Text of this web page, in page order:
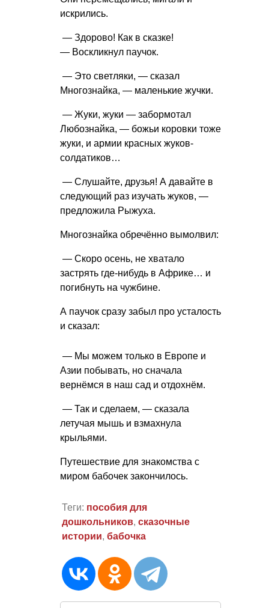
искрились.
— Здорово! Как в сказке!
— Воскликнул паучок.
— Это светляки, — сказал
Многознайка, — маленькие жучки.
— Жуки, жуки — забормотал
Любознайка, — божьи коровки тоже
жуки, и армии красных жуков-
солдатиков…
— Слушайте, друзья! А давайте в
следующий раз изучать жуков, —
предложила Рыжуха.
Многознайка обречённо вымолвил:
— Скоро осень, не хватало
застрять где-нибудь в Африке… и
погибнуть на чужбине.
А паучок сразу забыл про усталость
и сказал:
— Мы можем только в Европе и
Азии побывать, но сначала
вернёмся в наш сад и отдохнём.
— Так и сделаем, — сказала
летучая мышь и взмахнула
крыльями.
Путешествие для знакомства с
миром бабочек закончилось.
Теги: пособия для
дошкольников, сказочные
истории, бабочка